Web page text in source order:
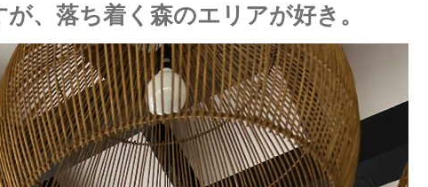
、落ち着く森のエリアが好き。